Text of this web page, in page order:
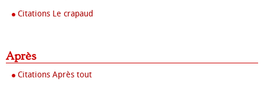
Citations Le crapaud
Après
Citations Après tout